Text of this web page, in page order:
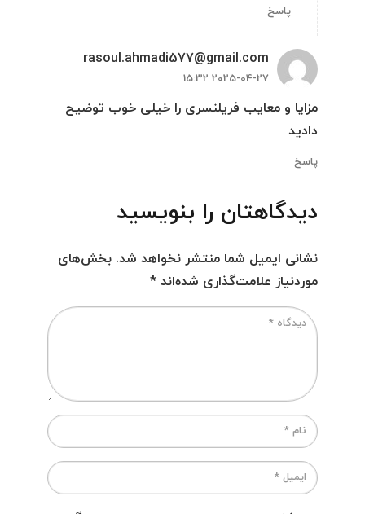
پاسخ
rasoul.ahmadi577@gmail.com
2025-04-27 15:32
مزایا و معایب فریلنسری را خیلی خوب توضیح
دادید
پاسخ
دیدگاهتان را بنویسید
نشانی ایمیل شما منتشر نخواهد شد. بخش‌های
موردنیاز علامت‌گذاری شده‌اند *